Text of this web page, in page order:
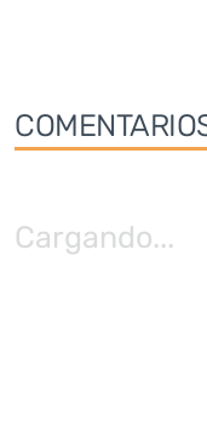
Cargando...